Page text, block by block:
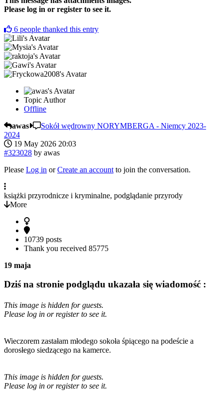
Please log in or register to see it.
6 people thanked this entry
Topic Author
Offline
awas
Sokół wędrowny NORYMBERGA - Niemcy 2023-
2024
19 May 2026 20:03
#323028 by awas
Please Log in orCreate an account to join the conversation.
książki przyrodnicze i kryminalne, podglądanie przyrody
More
10739 posts
Thank you received 85775
19 maja
Dziś na stronie podglądu ukazała się wiadomość :
This image is hidden for guests.
Please log in or register to see it.
Wieczorem zastałam młodego sokoła śpiącego na podeście a
dorosłego siedzącego na kamerce.
This image is hidden for guests.
Please log in or register to see it.